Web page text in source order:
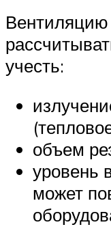
учесть:
объем
уровень
может